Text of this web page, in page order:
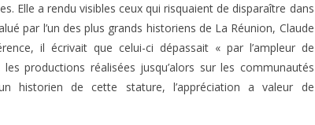
Elle a rendu visibles ceux qui risquaient de disparaître dans
par l’un des plus grands historiens de La Réunion, Claude
il écrivait que celui-ci dépassait « par l’ampleur de
productions réalisées jusqu’alors sur les communautés
historien de cette stature, l’appréciation a valeur de